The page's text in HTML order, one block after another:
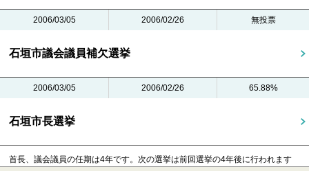
2006/03/05 2006/02/26 無投票
石垣市議会議員補欠選挙
2006/03/05 2006/02/26 65.88%
石垣市長選挙
首長、議会議員の任期は4年です。 次の選挙は前回選挙の4年後に行われます